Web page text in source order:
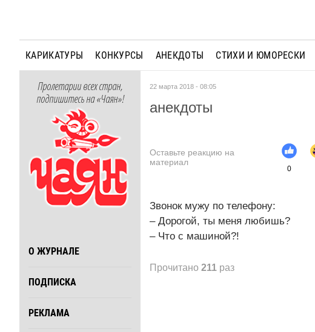
КАРИКАТУРЫ КОНКУРСЫ АНЕКДОТЫ СТИХИ И ЮМОРЕСКИ
Пролетарии всех стран,
подпишитесь на «Чаян»!
О ЖУРНАЛЕ
ПОДПИСКА
РЕКЛАМА
22 марта 2018 - 08:05
анекдоты
Оставьте реакцию на
материал
0
Звонок мужу по телефону:
– Дорогой, ты меня любишь?
– Что с машиной?!
Прочитано 211 раз